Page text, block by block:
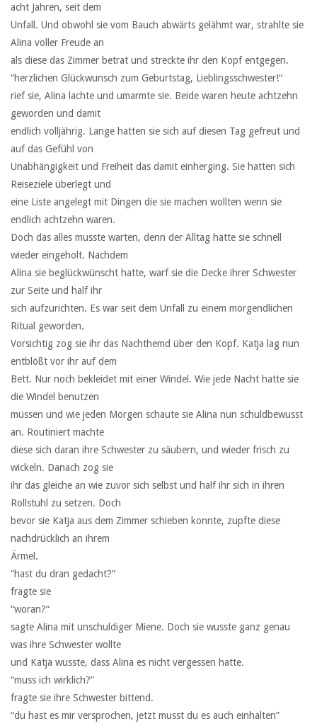
acht Jahren, seit dem
Unfall. Und obwohl sie vom Bauch abwärts gelähmt war, strahlte sie
Alina voller Freude an
als diese das Zimmer betrat und streckte ihr den Kopf entgegen.
“herzlichen Glückwunsch zum Geburtstag, Lieblingsschwester!“
rief sie, Alina lachte und umarmte sie. Beide waren heute achtzehn
geworden und damit
endlich volljährig. Lange hatten sie sich auf diesen Tag gefreut und
auf das Gefühl von
Unabhängigkeit und Freiheit das damit einherging. Sie hatten sich
Reiseziele überlegt und
eine Liste angelegt mit Dingen die sie machen wollten wenn sie
endlich achtzehn waren.
Doch das alles musste warten, denn der Alltag hatte sie schnell
wieder eingeholt. Nachdem
Alina sie beglückwünscht hatte, warf sie die Decke ihrer Schwester
zur Seite und half ihr
sich aufzurichten. Es war seit dem Unfall zu einem morgendlichen
Ritual geworden.
Vorsichtig zog sie ihr das Nachthemd über den Kopf. Katja lag nun
entblößt vor ihr auf dem
Bett. Nur noch bekleidet mit einer Windel. Wie jede Nacht hatte sie
die Windel benutzen
müssen und wie jeden Morgen schaute sie Alina nun schuldbewusst
an. Routiniert machte
diese sich daran ihre Schwester zu säubern, und wieder frisch zu
wickeln. Danach zog sie
ihr das gleiche an wie zuvor sich selbst und half ihr sich in ihren
Rollstuhl zu setzen. Doch
bevor sie Katja aus dem Zimmer schieben konnte, zupfte diese
nachdrücklich an ihrem
Ärmel.
“hast du dran gedacht?”
fragte sie
“woran?“
sagte Alina mit unschuldiger Miene. Doch sie wusste ganz genau
was ihre Schwester wollte
und Katja wusste, dass Alina es nicht vergessen hatte.
“muss ich wirklich?”
fragte sie ihre Schwester bittend.
“du hast es mir versprochen, jetzt musst du es auch einhalten”